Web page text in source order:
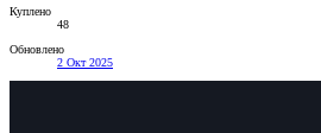
Куплено
48
Обновлено
2 Окт 2025